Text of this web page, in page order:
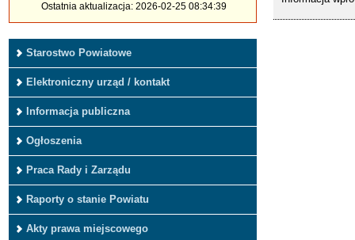
Ostatnia aktualizacja: 2026-02-25 08:34:39
Starostwo Powiatowe
Elektroniczny urząd / kontakt
Informacja publiczna
Ogłoszenia
Praca Rady i Zarządu
Raporty o stanie Powiatu
Akty prawa miejscowego